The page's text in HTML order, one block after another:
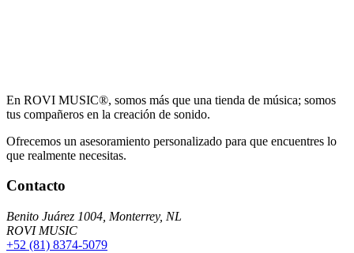
En ROVI MUSIC®, somos más que una tienda de música; somos
tus compañeros en la creación de sonido.
Ofrecemos un asesoramiento personalizado para que encuentres lo
que realmente necesitas.
Contacto
Benito Juárez 1004, Monterrey, NL
ROVI MUSIC
+52 (81) 8374-5079